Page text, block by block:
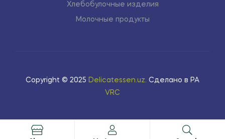
Хлебобулочные изделия
Молочные продукты
Copyright © 2025 Delicatessen.uz. Сделано в РА
VRC